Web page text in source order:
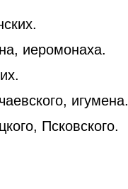
иеромонаха.
игумена.
Псковского.